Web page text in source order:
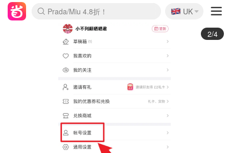
麦卢卡蜂蜜夏促！个位数！
Prada/Miu 4.8折！
啥？必胜客披萨5折！
🇬🇧
UK
3/4